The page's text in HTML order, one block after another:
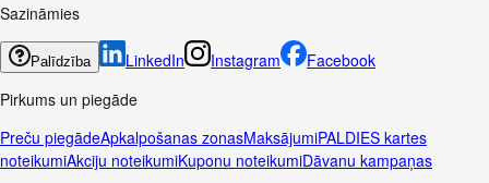
Sazināmies
Palīdzība LinkedIn Instagram
Facebook
Pirkums un piegāde
Preču piegādeApkalpošanas zonasMaksājumiPALDIES kartes
noteikumiAkciju noteikumiKuponu noteikumiDāvanu kampaņas